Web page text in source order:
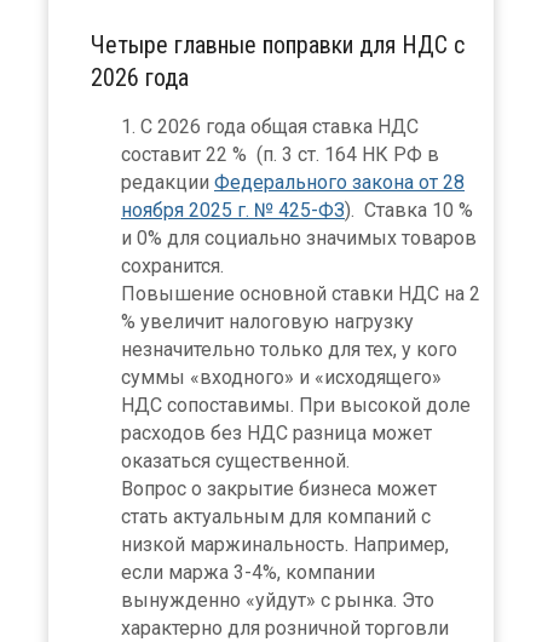
Четыре главные поправки для НДС с
2026 года
С 2026 года общая ставка НДС
составит 22 % (п. 3 ст. 164 НК РФ в
редакции Федерального закона от 28
ноября 2025 г. № 425-ФЗ). Ставка 10 %
и 0% для социально значимых товаров
сохранится.
Повышение основной ставки НДС на 2
% увеличит налоговую нагрузку
незначительно только для тех, у кого
суммы «входного» и «исходящего»
НДС сопоставимы. При высокой доле
расходов без НДС разница может
оказаться существенной.
Вопрос о закрытие бизнеса может
стать актуальным для компаний с
низкой маржинальность. Например,
если маржа 3-4%, компании
вынужденно «уйдут» с рынка. Это
характерно для розничной торговли